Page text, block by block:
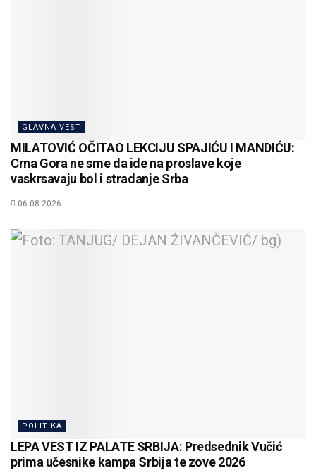
GLAVNA VEST
MILATOVIĆ OČITAO LEKCIJU SPAJIĆU I MANDIĆU:
Crna Gora ne sme da ide na proslave koje
vaskrsavaju bol i stradanje Srba
06.08.2026
POLITIKA
LEPA VEST IZ PALATE SRBIJA: Predsednik Vučić
prima učesnike kampa Srbija te zove 2026